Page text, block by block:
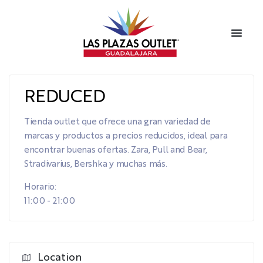
REDUCED
Tienda outlet que ofrece una gran variedad de
marcas y productos a precios reducidos, ideal para
encontrar buenas ofertas. Zara, Pull and Bear,
Stradivarius, Bershka y muchas más.
Horario:
11:00 - 21:00
Location